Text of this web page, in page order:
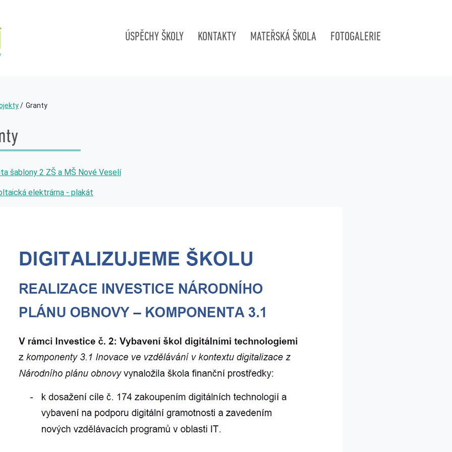
ÚSPĚCHY ŠKOLY KONTAKTY MATEŘSKÁ ŠKOLA FOTOGALERIE
Granty
šablony 2 ZŠ a MŠ Nové Veselí
elektrárna - plakát